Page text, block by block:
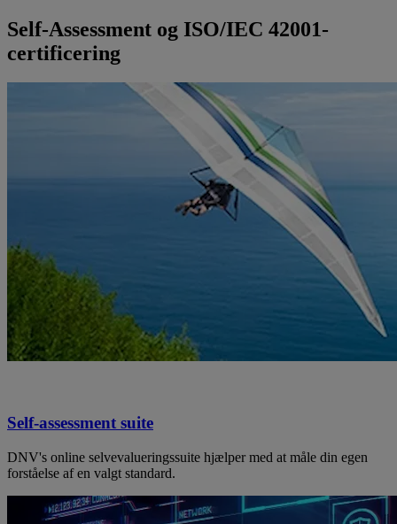
Self-Assessment og ISO/IEC 42001-
certificering
Self-assessment suite
DNV's online selvevalueringssuite hjælper med at måle din egen
forståelse af en valgt standard.